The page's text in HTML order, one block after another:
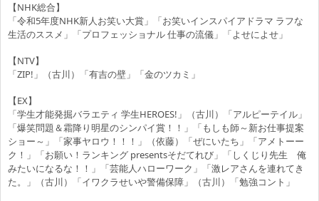
【NHK総合】
「令和5年度NHK新人お笑い大賞」「お笑いインスパイアドラマ ラフな
生活のススメ」「プロフェッショナル 仕事の流儀」「よせによせ」
【NTV】
「ZIP!」（古川）「有吉の壁」「金のツカミ」
【EX】
「学生才能発掘バラエティ 学生HEROES!」（古川）「アルピーテイル」
「爆笑問題＆霜降り明星のシンパイ賞！！」「もしも師～新お仕事提案
ショー～」「家事ヤロウ！！！」（依藤）「ぜにいたち」「アメトーー
ク！」「お願い！ランキング presentsそだてれび」「しくじり先生 俺
みたいになるな！！」「芸能人ハローワーク」「激レアさんを連れてき
た。」（古川）「イワクラせいや警備保障」（古川）「勉強コント」